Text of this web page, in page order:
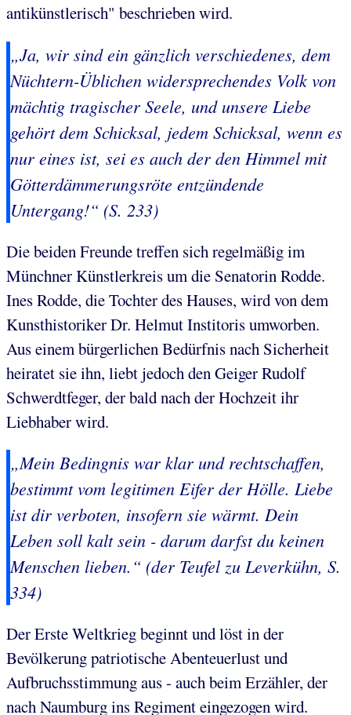
antikünstlerisch" beschrieben wird.
„Ja, wir sind ein gänzlich verschiedenes, dem
Nüchtern-Üblichen widersprechendes Volk von
mächtig tragischer Seele, und unsere Liebe
gehört dem Schicksal, jedem Schicksal, wenn es
nur eines ist, sei es auch der den Himmel mit
Götterdämmerungsröte entzündende
Untergang!“ (S. 233)
Die beiden Freunde treffen sich regelmäßig im
Münchner Künstlerkreis um die Senatorin Rodde.
Ines Rodde, die Tochter des Hauses, wird von dem
Kunsthistoriker Dr. Helmut Institoris umworben.
Aus einem bürgerlichen Bedürfnis nach Sicherheit
heiratet sie ihn, liebt jedoch den Geiger Rudolf
Schwerdtfeger, der bald nach der Hochzeit ihr
Liebhaber wird.
„Mein Bedingnis war klar und rechtschaffen,
bestimmt vom legitimen Eifer der Hölle. Liebe
ist dir verboten, insofern sie wärmt. Dein
Leben soll kalt sein - darum darfst du keinen
Menschen lieben.“ (der Teufel zu Leverkühn, S.
334)
Der Erste Weltkrieg beginnt und löst in der
Bevölkerung patriotische Abenteuerlust und
Aufbruchsstimmung aus - auch beim Erzähler, der
nach Naumburg ins Regiment eingezogen wird.